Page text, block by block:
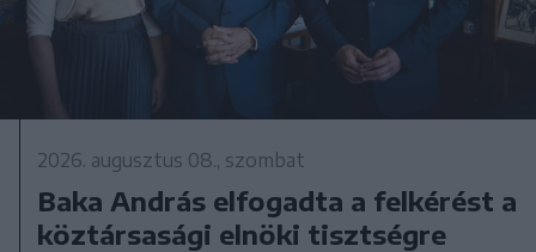
2026. augusztus 08., szombat
Baka András elfogadta a felkérést a
köztársasági elnöki tisztségre